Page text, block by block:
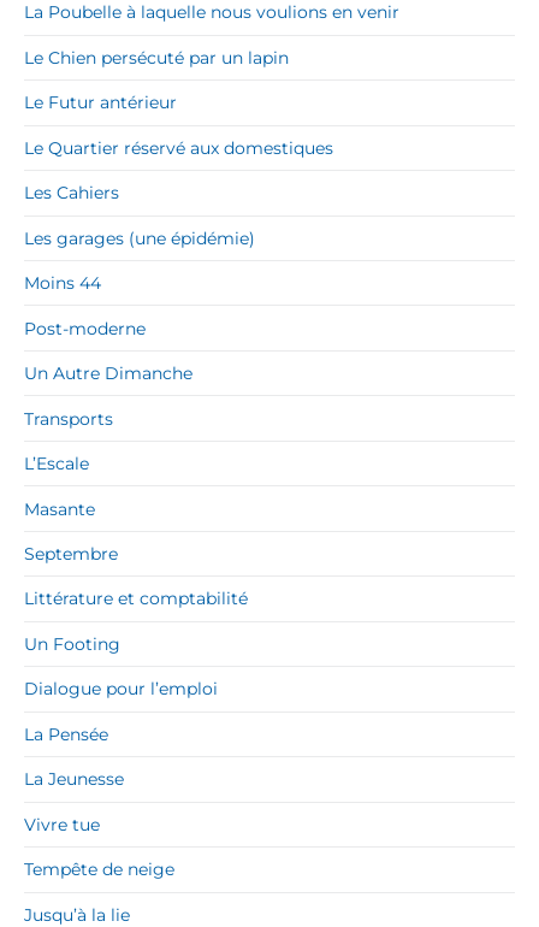
La Poubelle à laquelle nous voulions en venir
Le Chien persécuté par un lapin
Le Futur antérieur
Le Quartier réservé aux domestiques
Les Cahiers
Les garages (une épidémie)
Moins 44
Post-moderne
Un Autre Dimanche
Transports
L’Escale
Masante
Septembre
Littérature et comptabilité
Un Footing
Dialogue pour l’emploi
La Pensée
La Jeunesse
Vivre tue
Tempête de neige
Jusqu’à la lie